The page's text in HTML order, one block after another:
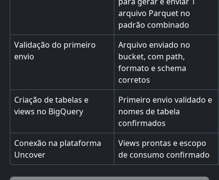
arquivo Parquet no
padrão combinado
Validação do primeiro
envio
Arquivo enviado no
bucket, com path,
formato e schema
corretos
Criação de tabelas e
views no BigQuery
Primeiro envio validado e
nomes de tabela
confirmados
Conexão na plataforma
Uncover
Views prontas e escopo
de consumo confirmado